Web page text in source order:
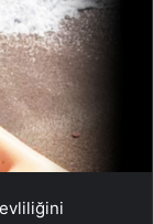
evliliğini